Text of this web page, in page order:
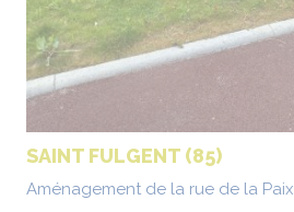
SAINT FULGENT (85)
Aménagement de la rue de la Paix